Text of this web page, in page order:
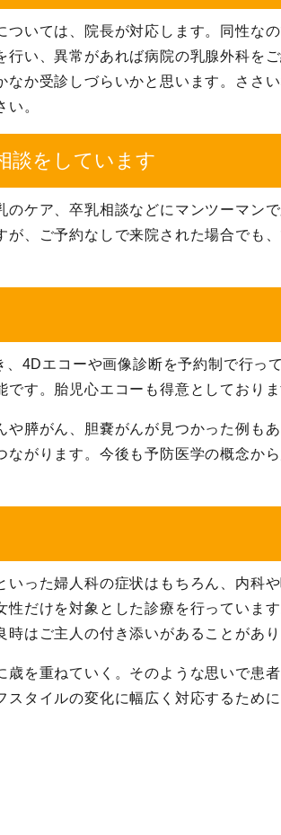
ついては、院長が対応します。同性な
い、異常があれば病院の乳腺外科を
か受診しづらいかと思います。ささ
。
談をしています
ケア、卒乳相談などにマンツーマン
、ご予約なしで来院された場合でも
4Dエコーや画像診断を予約制で行っ
す。胎児心エコーも得意としておりま
膵がん、胆嚢がんが見つかった例も
がります。今後も予防医学の概念か
った婦人科の症状はもちろん、内科
だけを対象とした診療を行っていま
はご主人の付き添いがあることがあり
を重ねていく。そのような思いで患
タイルの変化に幅広く対応するため